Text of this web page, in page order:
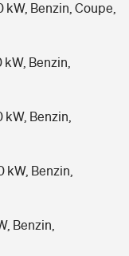
kW, Benzin, Coupe,
kW, Benzin,
kW, Benzin,
kW, Benzin,
Benzin,